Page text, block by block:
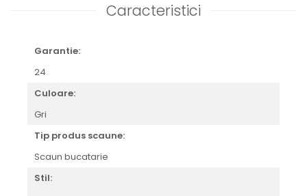
Caracteristici
Garantie:
24
Culoare:
Gri
Tip produs scaune:
Scaun bucatarie
Stil: